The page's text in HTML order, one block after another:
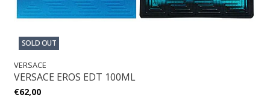
SOLD OUT
VERSACE
VERSACE EROS EDT 100ML
€62,00